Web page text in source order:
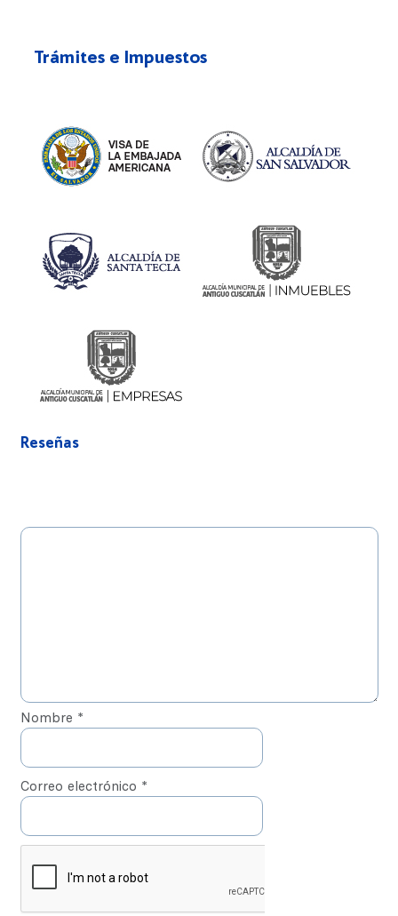
Trámites e Impuestos
Reseñas
Nombre *
Correo electrónico *